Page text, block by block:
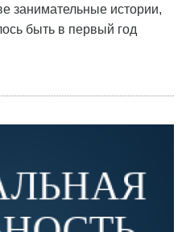
занимательные истории,
быть в первый год